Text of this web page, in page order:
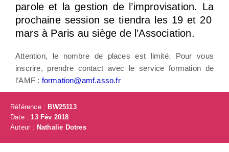
parole et la gestion de l’improvisation. La
prochaine session se tiendra les 19 et 20
mars à Paris au siège de l’Association.
Attention, le nombre de places est limité. Pour vous
inscrire, prendre contact avec le service formation de
l’AMF : formation@amf.asso.fr
Référence : BW25113
Date :13 Fév 2018
Auteur : Nathalie Dotres